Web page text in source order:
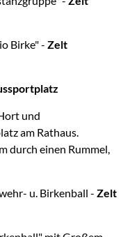
Birke" - Zelt
und
am Rathaus.
durch einen Rummel,
u. Birkenball - Zelt